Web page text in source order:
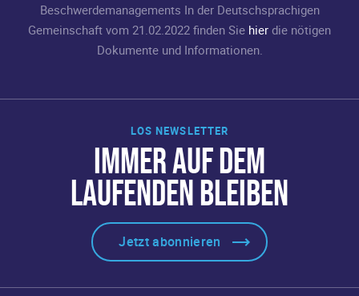
LOS NEWSLETTER
IMMER AUF DEM
LAUFENDEN BLEIBEN
Jetzt abonnieren
Beschwerdemanagements In der Deutschsprachigen
Gemeinschaft vom 21.02.2022 finden Sie hier die nötigen
Dokumente und Informationen.